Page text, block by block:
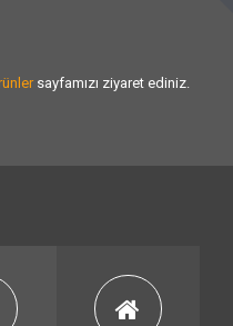
artırmak için var gücümüzle